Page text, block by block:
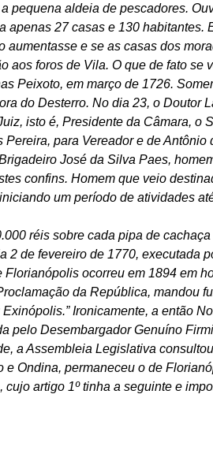
pequena aldeia de pescadores.
27 casas e 130 habitantes.
e se as casas dos
foros de Vila. O que de fato se
Peixoto, em março de 1726.
do Desterro. No dia 23, o Doutor
isto é, Presidente da Câmara, o
para Vereador e de
José da Silva Paes,
confins. Homem que veio
um período de atividades
réis sobre cada pipa de
de fevereiro de 1770, executada
ocorreu em 1894 em
da República, mandou
Ironicamente, a então
pelo Desembargador Genuíno
a Assembleia Legislativa
Ondina, permaneceu o de
artigo 1º tinha a seguinte e